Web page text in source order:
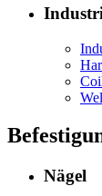
Nägel